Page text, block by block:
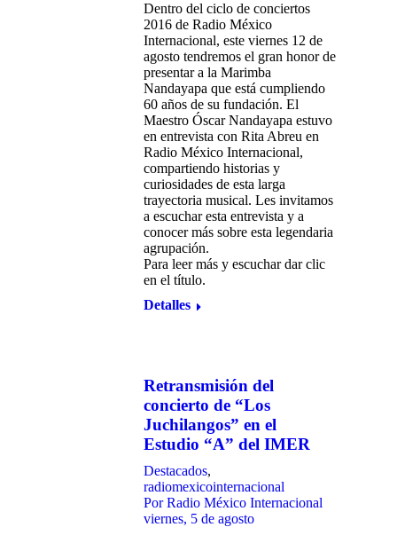
Dentro del ciclo de conciertos
2016 de Radio México
Internacional, este viernes 12 de
agosto tendremos el gran honor de
presentar a la Marimba
Nandayapa que está cumpliendo
60 años de su fundación. El
Maestro Óscar Nandayapa estuvo
en entrevista con Rita Abreu en
Radio México Internacional,
compartiendo historias y
curiosidades de esta larga
trayectoria musical. Les invitamos
a escuchar esta entrevista y a
conocer más sobre esta legendaria
agrupación.
Para leer más y escuchar dar clic
en el título.
Detalles
Retransmisión del
concierto de “Los
Juchilangos” en el
Estudio “A” del IMER
Destacados,
radiomexicointernacional
PorRadio México Internacional
viernes, 5 de agosto